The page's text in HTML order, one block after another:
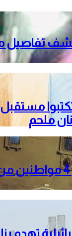
تفاصيل
مستقبل
ملحم
الاحتلال يعتقل 4